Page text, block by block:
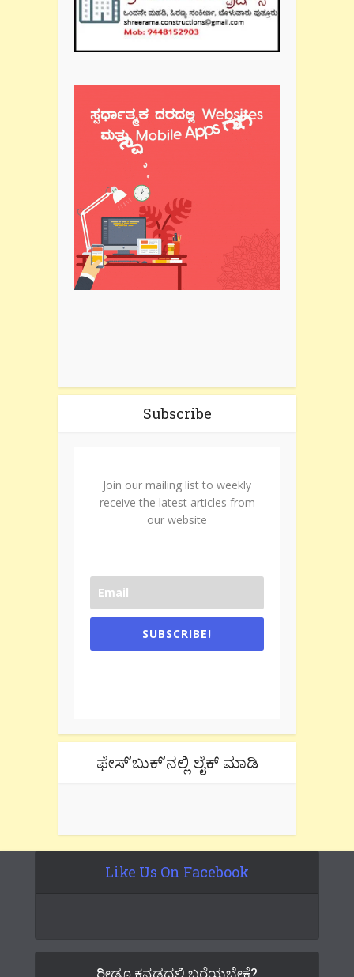
Subscribe
Join our mailing list to weekly
receive the latest articles from
our website
SUBSCRIBE!
ಫೇಸ್’ಬುಕ್’ನಲ್ಲಿ ಲೈಕ್ ಮಾಡಿ
Like Us On Facebook
ರೀಡೂ ಕನ್ನಡದಲ್ಲಿ ಬರೆಯಬೇಕೆ?